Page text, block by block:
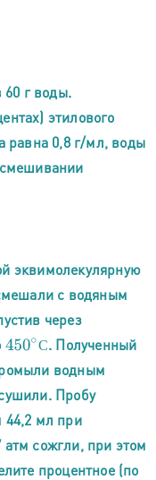
60 г воды.
этилового
равна 0,8 г/мл, воды
эквимолекулярную
с водяным
через
С
450∘С . Полученный
водным
Пробу
44,2 мл при
сожгли, при этом
процентное (по